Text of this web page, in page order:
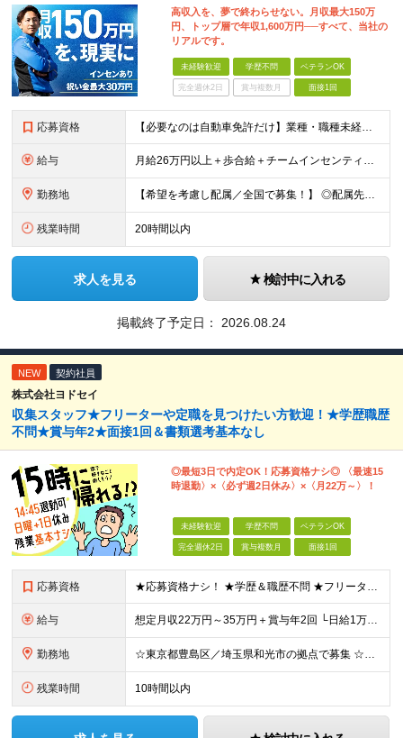
高収入を、夢で終わらせない。月収最大150万
円、トップ層で年収1,600万円──すべて、当社の
リアルです。
未経験歓迎 学歴不問 ベテランOK
完全週休2日 賞与複数月 面接1回
応募資格 【必要なのは自動車免許だけ】業種・職種未経験歓迎／学歴不問／正社員デビューの方、フリーターの方もOK！ ＜応募条件＞ ■普通自動車免許（AT限定可） ＊1人1台、社用車を貸与します。 ＊「運転に自信
給与 月給26万円以上＋歩合給＋チームインセンティブ＋諸手当＋残業代 ※上記は東京のみの月給です。 ┗その他エリアは、月給22万円以上となります。 ※経験・スキルを考慮の上、弊社規程により優遇いたします。
勤務地 【希望を考慮し配属／全国で募集！】 ◎配属先は希望考慮！ ◎転勤なし ★関東 ■東京 板橋区/世⽥⾕区/練⾺区/⾜⽴区/⼤⽥区/江⼾川区/多摩市 ■千葉 千葉市/船橋市/柏市 ■神奈川 横浜市/厚⽊
残業時間 20時間以内
求人を見る 検討中に入れる
掲載終了予定日： 2026.08.24
NEW 契約社員
株式会社ヨドセイ
収集スタッフ★フリーターや定職を見つけたい方歓迎！★学歴職歴
不問★賞与年2★面接1回＆書類選考基本なし
◎最短3日で内定OK！応募資格ナシ◎ 〈最速15
時退勤〉×〈必ず週2日休み〉×〈月22万～〉！
未経験歓迎 学歴不問 ベテランOK
完全週休2日 賞与複数月 面接1回
応募資格 ★応募資格ナシ！ ★学歴＆職歴不問 ★フリーター・第二新卒・ベテランも歓迎 ★未経験OK ☆＼こんなタイプが活躍中／☆ 一つでも当てはまったらご応募ください！ □とにかく自由な時間を増やしたい □体
給与 想定月収22万円～35万円＋賞与年2回 └日給1万1,000円以上＋賞与年2回＋各種手当 ☆残業代は全額支給します！ ※経験・能力を考慮し決定します ※試用期間あり（6ヶ月） 給与・条件に変更はあ
勤務地 ☆東京都豊島区／埼玉県和光市の拠点で募集 ☆バイク・自転車通勤OK！ ☆交通費全額支給 【本社／池袋営業所】 東京都豊島区東池袋2-38-20 【和光事務所】 埼玉県和光市新倉7-9-1 ※勤務
残業時間 10時間以内